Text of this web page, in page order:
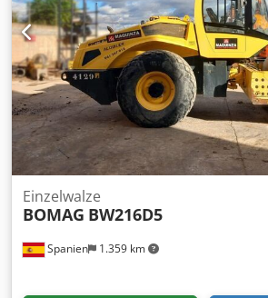
Spanien 1.359 km
Einzelwalze
BOMAG BW216D5